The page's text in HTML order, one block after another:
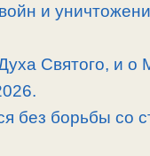
и
Святого, и
без борьбы со